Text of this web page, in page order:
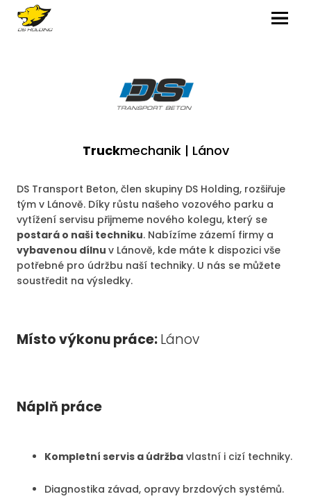
MENU
Truckmechanik | Lánov
DS Transport Beton, člen skupiny DS Holding, rozšiřuje
tým v Lánově. Díky růstu našeho vozového parku a
vytížení servisu přijmeme nového kolegu, který se
postará o naši techniku. Nabízíme zázemí firmy a
vybavenou dílnu v Lánově, kde máte k dispozici vše
potřebné pro údržbu naší techniky. U nás se můžete
soustředit na výsledky.
Místo výkonu práce:Lánov
Náplň práce
Kompletní servis a údržba vlastní i cizí techniky.
Diagnostika závad, opravy brzdových systémů.